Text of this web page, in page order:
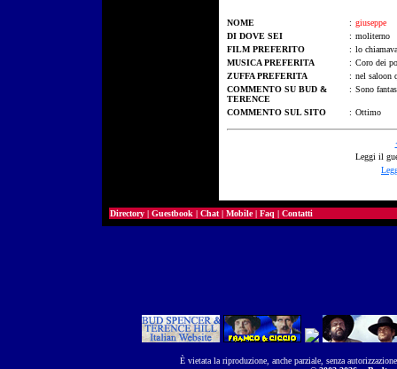
NOME : giuseppe
DI DOVE SEI
: moliterno
FILM PREFERITO
: lo
MUSICA PREFERITA
: Coro dei
ZUFFA PREFERITA
: nel saloon
COMMENTO SU BUD &
TERENCE
: Sono
COMMENTO SUL SITO : Ottimo
Leggi il
Directory | Guestbook | Chat | Mobile| Faq | Contatti
È vietata la riproduzione, anche parziale, senza